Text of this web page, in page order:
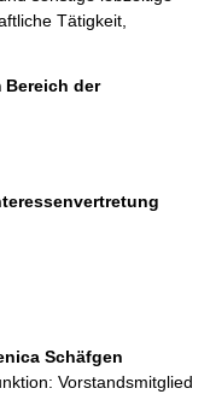
Tätigkeit,
der
Schäfgen
Vorstandsmitglied